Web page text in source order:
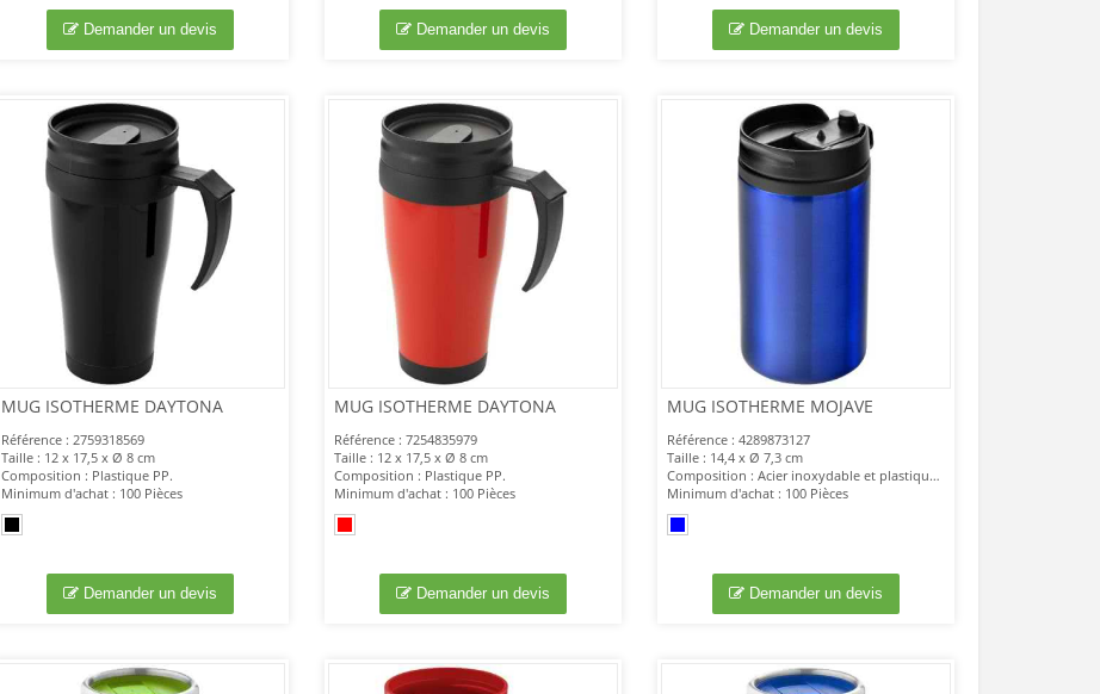
Demander un devis Demander un devis Demander un devis
MUG ISOTHERME DAYTONA
Référence : 2759318569
Taille : 12 x 17,5 x Ø 8 cm
Composition : Plastique PP.
Minimum d'achat : 100 Pièces
Demander un devis
MUG ISOTHERME DAYTONA
Référence : 7254835979
Taille : 12 x 17,5 x Ø 8 cm
Composition : Plastique PP.
Minimum d'achat : 100 Pièces
Demander un devis
MUG ISOTHERME MOJAVE
Référence : 4289873127
Taille : 14,4 x Ø 7,3 cm
Composition : Acier inoxydable et plastique PP.
Minimum d'achat : 100 Pièces
Demander un devis